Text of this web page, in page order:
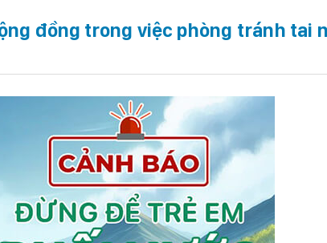
đồng trong việc phòng tránh tai